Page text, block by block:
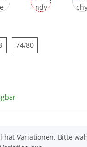
62/6874/8074/80
hat Variationen. Bitte